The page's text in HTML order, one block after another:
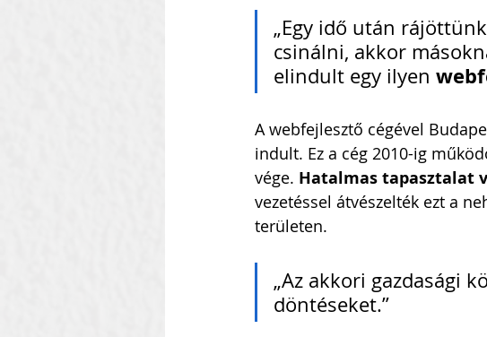
„Egy idő után
csinálni, akkor
elindult egy ilyen
A webfejlesztő cégével
indult. Ez a cég 2010-ig
vége. Hatalmas tapasztalat
vezetéssel átvészelték ezt a
területen.
„Az akkori gazdasági
döntéseket.”